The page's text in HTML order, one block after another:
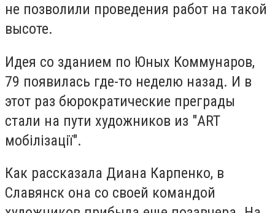
не позволили проведения работ на такой
высоте.
Идея со зданием по Юных Коммунаров,
79 появилась где-то неделю назад. И в
этот раз бюрократические преграды
стали на пути художников из "ART
мобілізації".
Как рассказала Диана Карпенко, в
Славянск она со своей командой